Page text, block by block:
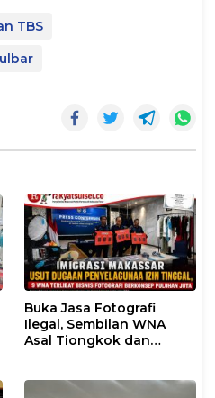
TBS
Buka Jasa Fotografi
Ilegal, Sembilan WNA
Asal Tiongkok dan
Makassar